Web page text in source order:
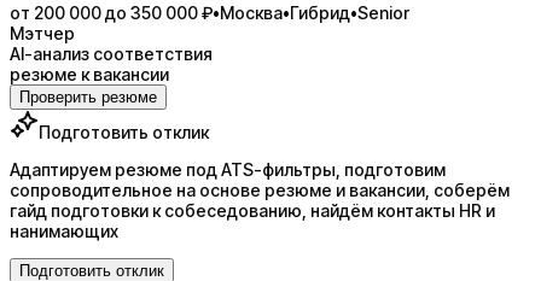
от 200 000 до 350 000 ₽•Москва•Гибрид•Senior
Мэтчер
AI-анализ соответствия
резюме к вакансии
Проверить резюме
Подготовить отклик
Адаптируем резюме под ATS-фильтры, подготовим
сопроводительное на основе резюме и вакансии, соберём
гайд подготовки к собеседованию, найдём контакты HR и
нанимающих
Подготовить отклик